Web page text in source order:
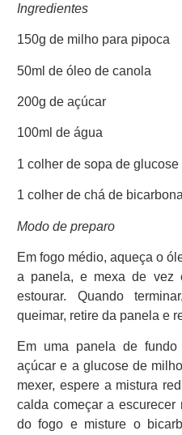
Ingredientes
150g de milho para pipoca
50ml de óleo de canola
200g de açúcar
100ml de água
1 colher de sopa de
1 colher de chá de
Modo de preparo
Em fogo médio, aqueça o
a panela, e mexa de vez
estourar. Quando
queimar, retire da panela e
Em uma panela de
açúcar e a glucose de
mexer, espere a mistura
calda começar a
do fogo e misture o